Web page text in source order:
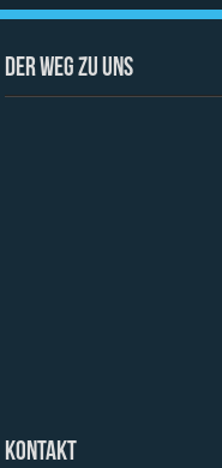
Der Weg zu uns
Kontakt